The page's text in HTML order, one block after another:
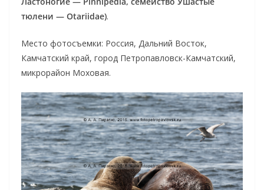
тюлени — Otariidae).
Место фотосъемки: Россия, Дальний Восток,
Камчатский край, город Петропавловск-Камчатский,
микрорайон Моховая.